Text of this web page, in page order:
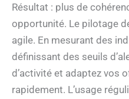
Résultat : plus de
opportunité. Le pilotage
agile. En mesurant des
définissant des seuils
d’activité et adaptez vos
rapidement. L’usage